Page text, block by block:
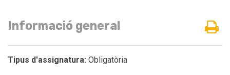
Informació general
Tipus d'assignatura: Obligatòria